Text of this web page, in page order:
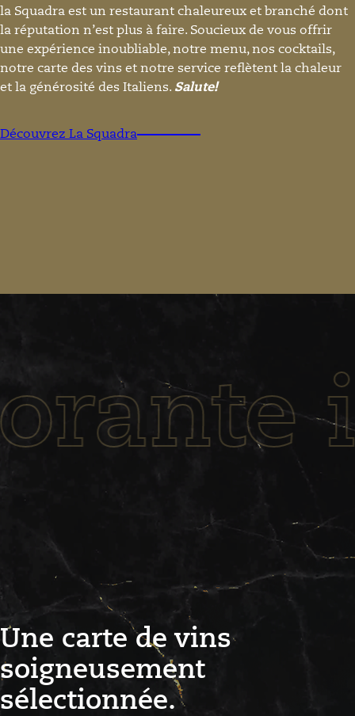
la Squadra est un restaurant chaleureux et branché dont
la réputation n’est plus à faire. Soucieux de vous offrir
une expérience inoubliable, notre menu, nos cocktails,
notre carte des vins et notre service reflètent la chaleur
et la générosité des Italiens. Salute!
Découvrez La Squadra
Une carte de vins
soigneusement
sélectionnée.